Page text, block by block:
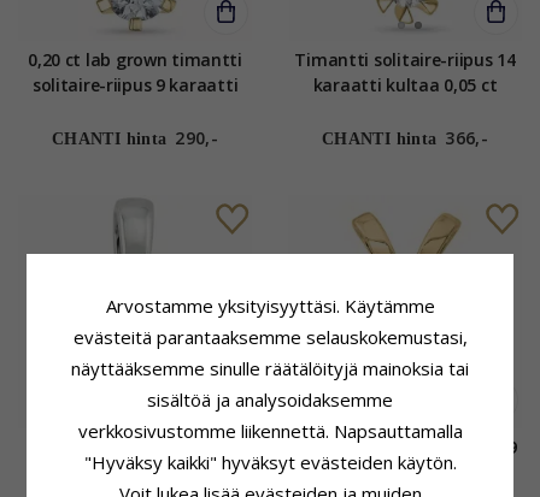
0,20 ct lab grown timantti
solitaire-riipus 9 karaatti
CHANTI hinta 290,-
Timantti solitaire-riipus 14
karaatti kultaa 0,05 ct
CHANTI hinta 366,-
riipus 14 karaatti
Lab grown timantti riipus 9
karaatti kultaa 1,0 ct
Arvostamme yksityisyyttäsi. Käytämme
evästeitä parantaaksemme selauskokemustasi,
näyttääksemme sinulle räätälöityjä mainoksia tai
sisältöä ja analysoidaksemme
verkkosivustomme liikennettä. Napsauttamalla
"Hyväksy kaikki" hyväksyt evästeiden käytön.